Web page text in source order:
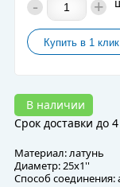
- +
В наличии
Срок доставки до
Материал: латунь
Диаметр: 25х1''
Способ соединения: